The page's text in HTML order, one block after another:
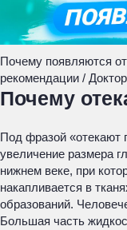
Почему появляются
рекомендации /
Почему
Под фразой «отекают
увеличение размера
нижнем веке, при
накапливается в
образований.
Большая часть